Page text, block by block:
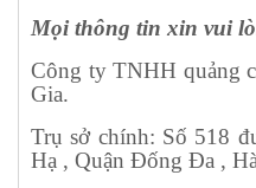
Mọi thông tin xin vui
Công ty TNHH quảng
Gia.
Trụ sở chính: Số 518
Hạ , Quận Đống Đa ,